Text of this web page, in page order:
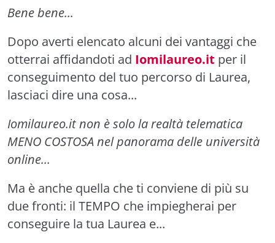
Bene bene...
Dopo averti elencato alcuni dei vantaggi che
otterrai affidandoti ad Iomilaureo.it per il
conseguimento del tuo percorso di Laurea,
lasciaci dire una cosa...
Iomilaureo.it non è solo la realtà telematica
MENO COSTOSA nel panorama delle università
online...
Ma è anche quella che ti conviene di più su
due fronti: il TEMPO che impiegherai per
conseguire la tua Laurea e...